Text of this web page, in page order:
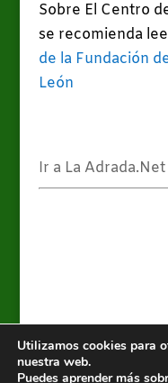
Sobre El Centro
se recomienda
de la Fundación
León
Ir a La Adrada.Net
Utilizamos cookies para
nuestra web.
Puedes aprender más